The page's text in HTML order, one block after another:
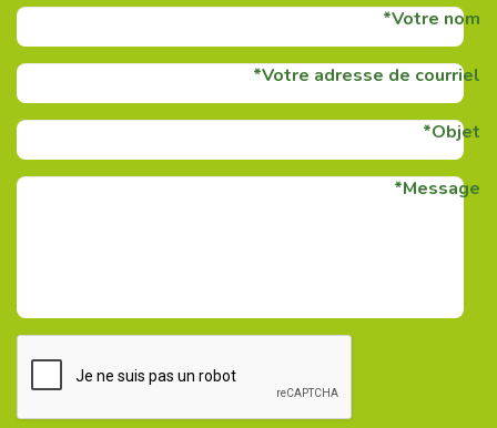
Votre nom
Votre adresse de courriel
Objet
Message